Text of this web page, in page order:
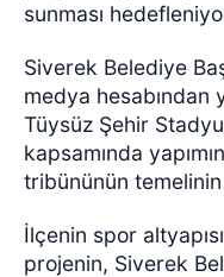
sunması
Siverek Belediye
medya hesabından
Tüysüz Şehir
kapsamında
tribününün temelinin
İlçenin spor
projenin, Siverek